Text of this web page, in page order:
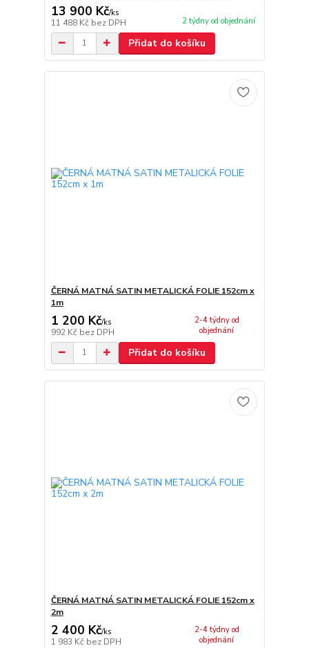
13 900 Kč/ks
11 488 Kč bez DPH 2 týdny od objednání
Přidat do košíku
ČERNÁ MATNÁ SATIN METALICKÁ FOLIE 152cm x
1m
1 200 Kč/ks
992 Kč bez DPH
2-4 týdny od
objednání
Přidat do košíku
ČERNÁ MATNÁ SATIN METALICKÁ FOLIE 152cm x
2m
2 400 Kč/ks
1 983 Kč bez DPH
2-4 týdny od
objednání